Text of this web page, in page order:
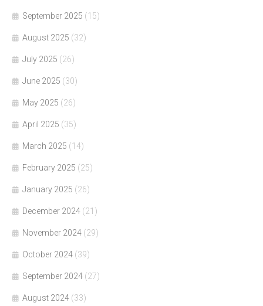
September 2025 (15)
August 2025 (32)
July 2025 (26)
June 2025 (30)
May 2025 (26)
April 2025 (35)
March 2025 (14)
February 2025 (25)
January 2025 (26)
December 2024 (21)
November 2024 (29)
October 2024 (39)
September 2024 (27)
August 2024 (33)